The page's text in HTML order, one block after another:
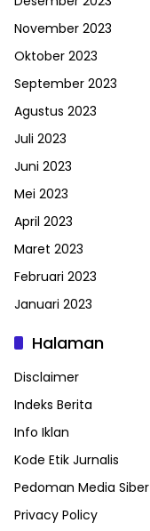
November 2023
Oktober 2023
September 2023
Agustus 2023
Juli 2023
Juni 2023
Mei 2023
April 2023
Maret 2023
Februari 2023
Januari 2023
Halaman
Disclaimer
Indeks Berita
Info Iklan
Kode Etik Jurnalis
Pedoman Media Siber
Privacy Policy